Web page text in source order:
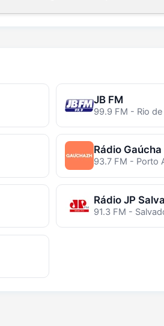
JB FM
99.9 FM - Rio
Rádio Gaúcha
93.7 FM - Porto
Rádio JP
91.3 FM -